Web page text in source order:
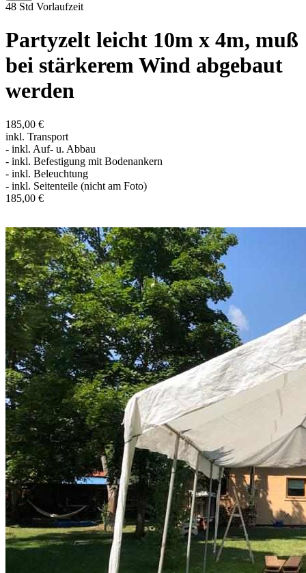
48 Std Vorlaufzeit
Partyzelt leicht 10m x 4m, muß
bei stärkerem Wind abgebaut
werden
185,00 €
inkl. Transport
- inkl. Auf- u. Abbau
- inkl. Befestigung mit Bodenankern
- inkl. Beleuchtung
- inkl. Seitenteile (nicht am Foto)
185,00 €